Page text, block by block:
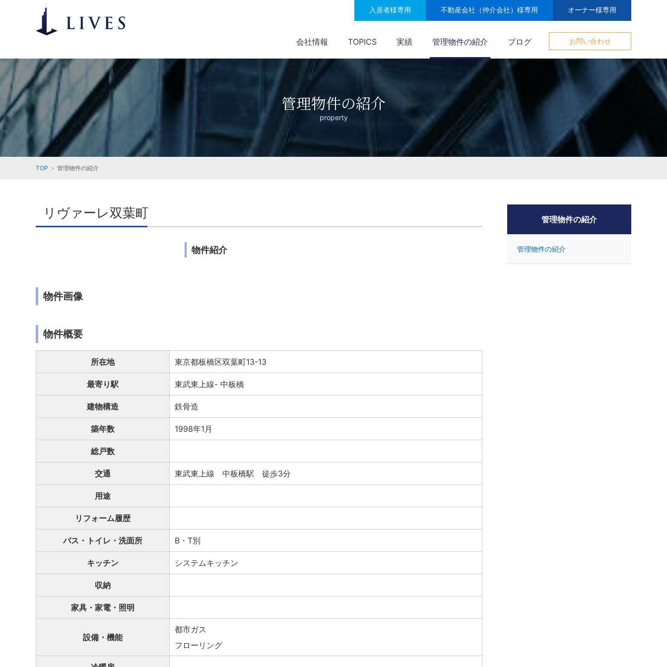
入居者様専用 不動産会社（仲介会社）様専用 オーナー様専用
会社情報 TOPICS 実績 管理物件の紹介 ブログ お問い合わせ
管理物件の紹介
property
TOP 管理物件の紹介
リヴァーレ双葉町
物件紹介
物件画像
物件概要
所在地 東京都板橋区双葉町13-13
最寄り駅 東武東上線- 中板橋
建物構造 鉄骨造
築年数 1998年1月
総戸数
交通 東武東上線 中板橋駅 徒歩3分
用途
リフォーム履歴
バス・トイレ・洗面所 B・T別
キッチン システムキッチン
収納
家具・家電・照明
設備・機能
都市ガス
フローリング
管理物件の紹介
管理物件の紹介